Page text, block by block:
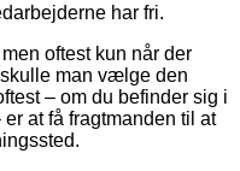
har fri.
oftest kun når der
man vælge den
– om du befinder sig i
at få fragtmanden til at